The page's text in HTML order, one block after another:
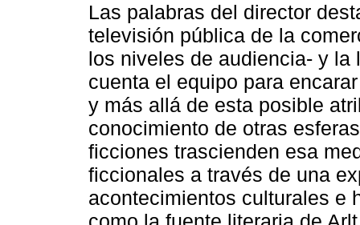
Las palabras del director
televisión pública de la
los niveles de audiencia- y
cuenta el equipo para
y más allá de esta posible
conocimiento de otras
ficciones trascienden esa
ficcionales a través de una
acontecimientos culturales e